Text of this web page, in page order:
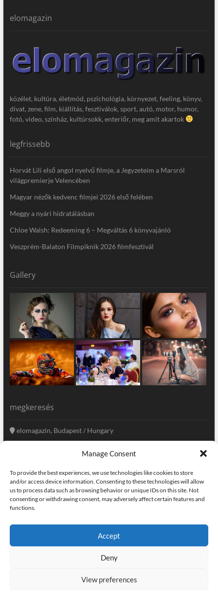
Manage Consent
To provide the best experiences, we use technologies like cookies to store
and/or access device information. Consenting to these technologies will allow
us to process data such as browsing behavior or unique IDs on this site. Not
consenting or withdrawing consent, may adversely affect certain features and
functions.
Accept
Deny
View preferences
elomagazin
közélet, kultúra, életmód, pszichológia, környezet, feeling, könyv,
divat, zene, film, kiállítás, fesztiválok, sport, autó, motor, humor,
fotó, video, színház, kultúrsokk, enteriőr, meg amit akartok
legfrissebb
Horvát Lili első angol nyelvű filmje, a Jegyzeteim a Marsról
világpremierje Velencében
Magyar nézők kedvenc filmjei 2026 első felében
Meggy a nyári hidratálásban
Chloe Walsh: Redeeming 6 – Megváltás 6 könyvajánló
Veszprém-Balaton Filmpiknik 2026 filmfesztivál
Gallery
megkeresés
elomagazin, Budapest / Hungary
szerkesztoseg@elomagazin.com
elomagazin
home adatvédelem impresszum kapcsolat
| © copyright, all right reserved